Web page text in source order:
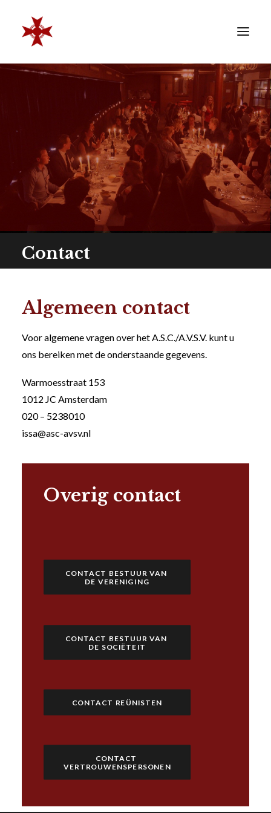
REÜNISTEN
ONTWIKKELING
CONTACT
ZAKELIJK
LID WORDEN
Contact
Algemeen contact
Voor algemene vragen over het A.S.C./A.V.S.V. kunt u
ons bereiken met de onderstaande gegevens.
Warmoesstraat 153
1012 JC Amsterdam
020 – 5238010
issa@asc-avsv.nl
Overig contact
CONTACT BESTUUR VAN
DE VERENIGING
CONTACT BESTUUR VAN
DE SOCIËTEIT
CONTACT REÜNISTEN
CONTACT
VERTROUWENSPERSONEN